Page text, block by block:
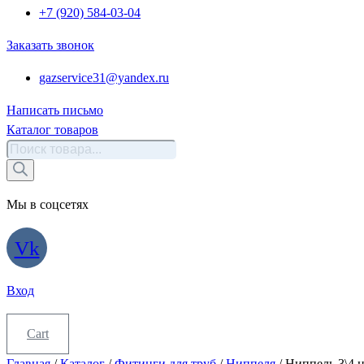
+7 (920) 584-03-04
Заказать звонок
gazservice31@yandex.ru
Написать письмо
Каталог товаров
Поиск
товаров
Мы в соцсетях
Vk
Вход
Cart